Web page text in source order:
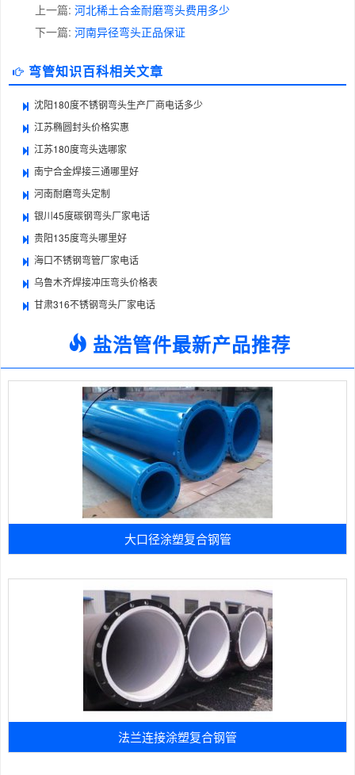
上一篇: 河北稀土合金耐磨弯头费用多少
下一篇: 河南异径弯头正品保证
弯管知识百科相关文章
沈阳180度不锈钢弯头生产厂商电话多少
江苏椭圆封头价格实惠
江苏180度弯头选哪家
南宁合金焊接三通哪里好
河南耐磨弯头定制
银川45度碳钢弯头厂家电话
贵阳135度弯头哪里好
海口不锈钢弯管厂家电话
乌鲁木齐焊接冲压弯头价格表
甘肃316不锈钢弯头厂家电话
盐浩管件最新产品推荐
大口径涂塑复合钢管
法兰连接涂塑复合钢管